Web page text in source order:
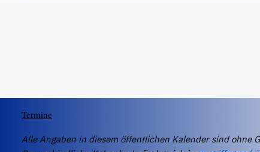
Termine
Alle Angaben in diesem öffentlichen Kalender sind ohne